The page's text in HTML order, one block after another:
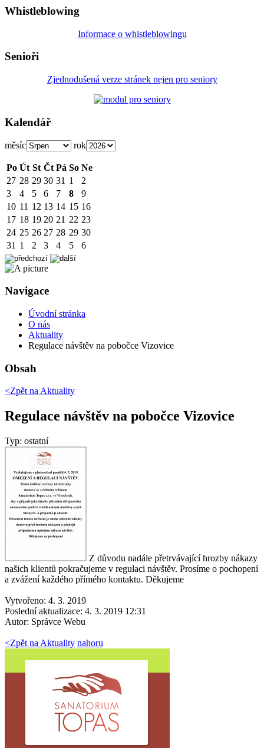
Whistleblowing
Informace o whistleblowingu
Senioři
Zjednodušená verze stránek nejen pro seniory
Kalendář
měsíc rok
Po Út St Čt Pá So Ne
27 28 29 30 31 1
2
3
4 5 6 7 8
9
10 11 12 13 14 15 16
17 18 19 20 21 22 23
24 25 26 27 28 29 30
31 1 2 3 4 5 6
Navigace
Úvodní stránka
O nás
Aktuality
Regulace návštěv na pobočce Vizovice
Obsah
<Zpět na Aktuality
Regulace návštěv na pobočce Vizovice
Typ: ostatní
Z důvodu nadále přetrvávající hrozby nákazy
našich klientů pokračujeme v regulaci návštěv. Prosíme o pochopení
a zvážení každého přímého kontaktu. Děkujeme
Vytvořeno: 4. 3. 2019
Poslední aktualizace: 4. 3. 2019 12:31
Autor: Správce Webu
<Zpět na Aktuality nahoru